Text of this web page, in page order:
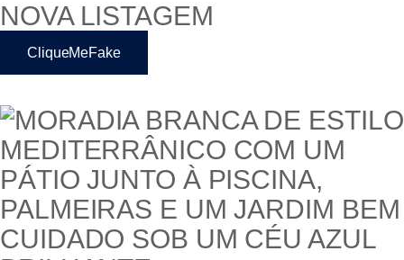
NOVA LISTAGEM
CliqueMeFake